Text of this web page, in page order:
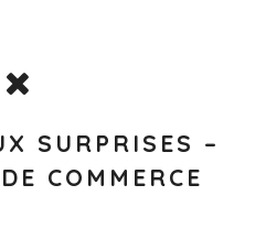
SURPRISES –
COMMERCE